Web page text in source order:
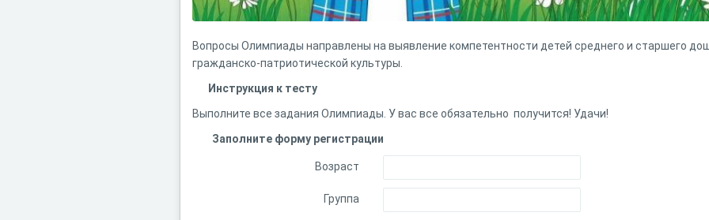
Вопросы Олимпиады направлены на выявление компетентности детей среднего и старшего
гражданско-патриотической культуры.
Инструкция к тесту
Выполните все задания Олимпиады. У вас все обязательно получится! Удачи!
Заполните форму регистрации
Возраст
Группа